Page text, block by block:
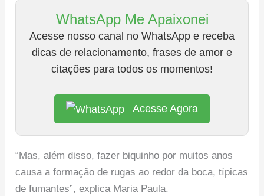
WhatsApp Me Apaixonei
Acesse nosso canal no WhatsApp e receba
dicas de relacionamento, frases de amor e
citações para todos os momentos!
Acesse Agora
“Mas, além disso, fazer biquinho por muitos anos
causa a formação de rugas ao redor da boca, típicas
de fumantes”, explica Maria Paula.